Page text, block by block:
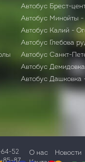
Автобус Брест-
Автобус Минойты -
Автобус Калий -
Автобус Глебова
Автобус Санкт-
Автобус
Автобус Дашковка
64-52
О нас Новости